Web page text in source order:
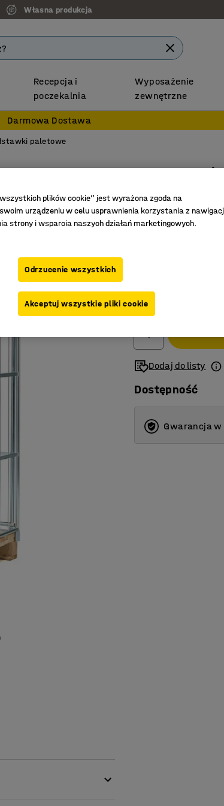
Własna produkcja
Recepcja i
poczekalnia
Wyposażenie
zewnętrzne
Darmowa Dostawa
paletowe
Kontener
Sztaplowany,
Nr art.:26346
Łatwy montaż na
Ochrona
Zdejmowana
2 499,-
Netto (bez VAT)
Dodaj do listy
Dostępność
Gwarancja w
plików cookie” jest wyrażona zgoda na
urządzeniu w celu usprawnienia korzystania z
strony i wsparcia naszych działań marketingowych.
Odrzucenie wszystkich
Akceptuj wszystkie pliki cookie